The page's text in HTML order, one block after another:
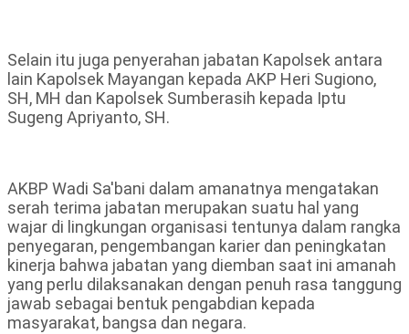
Selain itu juga penyerahan jabatan Kapolsek antara
lain Kapolsek Mayangan kepada AKP Heri Sugiono,
SH, MH dan Kapolsek Sumberasih kepada Iptu
Sugeng Apriyanto, SH.
AKBP Wadi Sa'bani dalam amanatnya mengatakan
serah terima jabatan merupakan suatu hal yang
wajar di lingkungan organisasi tentunya dalam rangka
penyegaran, pengembangan karier dan peningkatan
kinerja bahwa jabatan yang diemban saat ini amanah
yang perlu dilaksanakan dengan penuh rasa tanggung
jawab sebagai bentuk pengabdian kepada
masyarakat, bangsa dan negara.